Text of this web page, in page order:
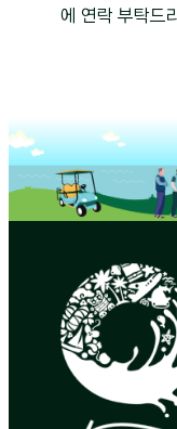
에 연락 부탁드